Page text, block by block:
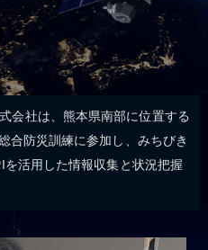
会社は、熊本県南部に位置する
合防災訓練に参加し、みちびき
活用した情報収集と状況把握